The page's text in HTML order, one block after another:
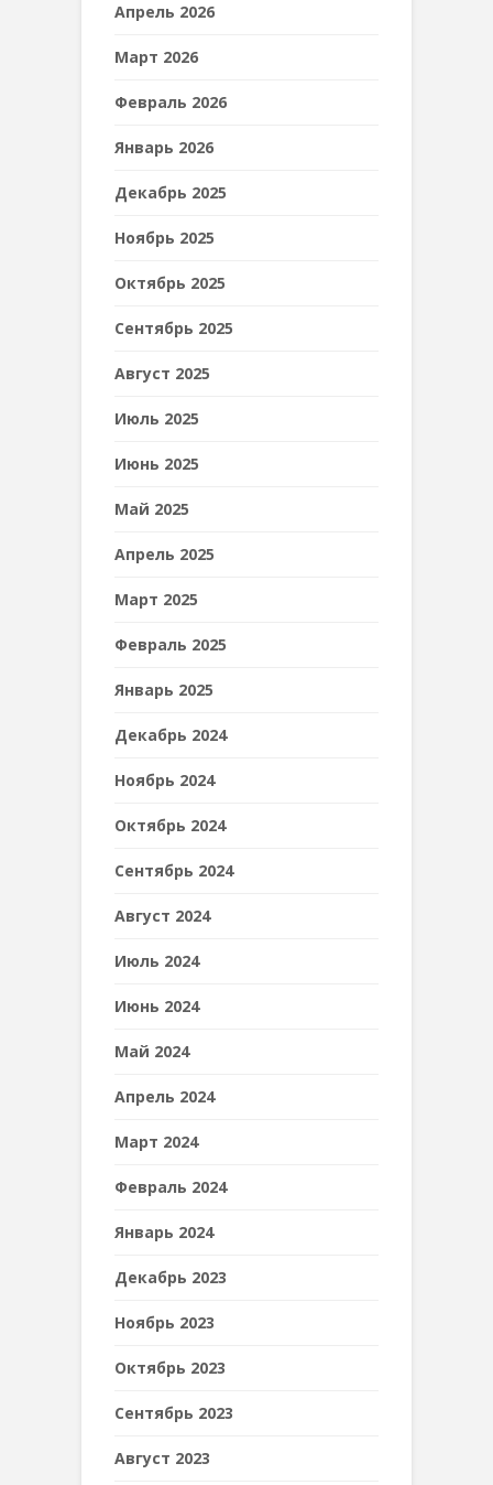
Апрель 2026
Март 2026
Февраль 2026
Январь 2026
Декабрь 2025
Ноябрь 2025
Октябрь 2025
Сентябрь 2025
Август 2025
Июль 2025
Июнь 2025
Май 2025
Апрель 2025
Март 2025
Февраль 2025
Январь 2025
Декабрь 2024
Ноябрь 2024
Октябрь 2024
Сентябрь 2024
Август 2024
Июль 2024
Июнь 2024
Май 2024
Апрель 2024
Март 2024
Февраль 2024
Январь 2024
Декабрь 2023
Ноябрь 2023
Октябрь 2023
Сентябрь 2023
Август 2023